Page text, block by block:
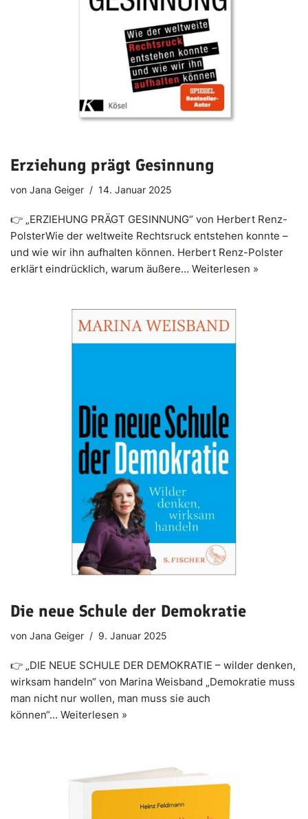
Erziehung prägt Gesinnung
von Jana Geiger 14. Januar 2025
👉 „ERZIEHUNG PRÄGT GESINNUNG“ von Herbert Renz-
PolsterWie der weltweite Rechtsruck entstehen konnte –
und wie wir ihn aufhalten können. Herbert Renz-Polster
erklärt eindrücklich, warum äußere… Weiterlesen »
Die neue Schule der Demokratie
von Jana Geiger 9. Januar 2025
👉 „DIE NEUE SCHULE DER DEMOKRATIE – wilder denken,
wirksam handeln“ von Marina Weisband „Demokratie muss
man nicht nur wollen, man muss sie auch
können“… Weiterlesen »